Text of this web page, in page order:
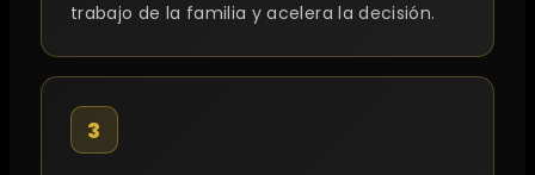
trabajo de la familia y acelera la decisión.
3